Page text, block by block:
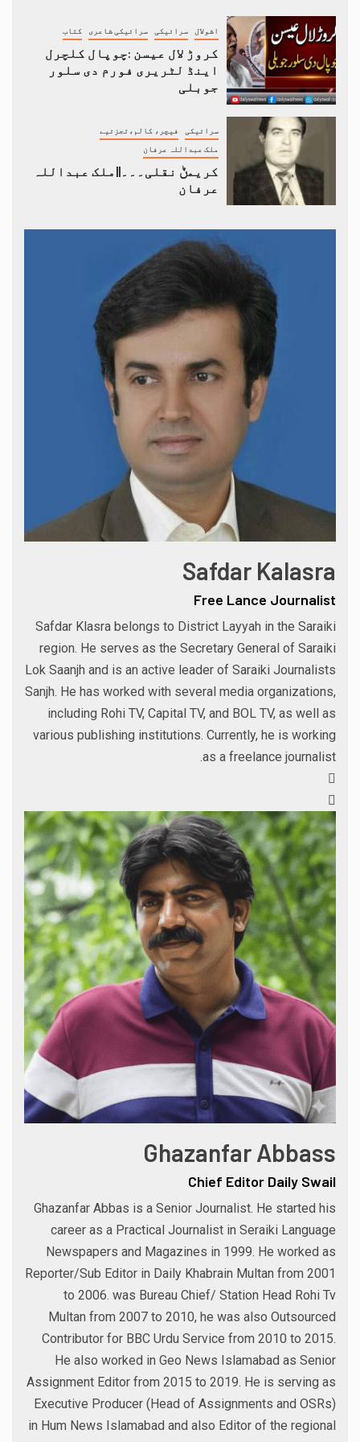
اشولال سرائیکی سرائیکی شاعری کتاب
کروڑ لال عیسن :چوپال کلچرل
اینڈ لٹریری فورم دی سلور
جوبلی
سرائیکی فیچر، کالم،تجزئیے
ملک عبداللہ عرفان
کریمݨ نقلی۔۔۔||ملک عبداللہ
عرفان
Safdar Kalasra
Free Lance Journalist
Safdar Klasra belongs to District Layyah in the Saraiki
region. He serves as the Secretary General of Saraiki
Lok Saanjh and is an active leader of Saraiki Journalists
Sanjh. He has worked with several media organizations,
including Rohi TV, Capital TV, and BOL TV, as well as
various publishing institutions. Currently, he is working
as a freelance journalist.
Ghazanfar Abbass
Chief Editor Daily Swail
Ghazanfar Abbas is a Senior Journalist. He started his
career as a Practical Journalist in Seraiki Language
Newspapers and Magazines in 1999. He worked as
Reporter/Sub Editor in Daily Khabrain Multan from 2001
to 2006. was Bureau Chief/ Station Head Rohi Tv
Multan from 2007 to 2010, he was also Outsourced
Contributor for BBC Urdu Service from 2010 to 2015.
He also worked in Geo News Islamabad as Senior
Assignment Editor from 2015 to 2019. He is serving as
Executive Producer (Head of Assignments and OSRs)
in Hum News Islamabad and also Editor of the regional